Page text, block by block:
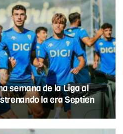
semana de la Liga al
la era Septien